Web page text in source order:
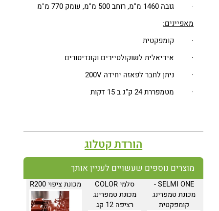
· גובה 1460 מ"מ, רוחב 500 מ"מ, עומק 770 מ"מ
מאפיינים:
· קומפקטית
· אידיאלית לשוקולטיירים וקונדיטורים
· ניתן לחבר לפאזה יחידה 200V
· מטמפררת 24 ק"ג ב 15 דקות
הורדת קטלוג
מוצרים נוספים שעשויים לעניין אותך
SELMI ONE -
מכונת טמפרינג
קומפקטית
סלמי COLOR
מכונת טמפרינג
רציפה 12 קג
מכונת ציפוי R200